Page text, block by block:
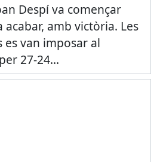
Despí va començar
acabar, amb victòria. Les
van imposar al
27-24...